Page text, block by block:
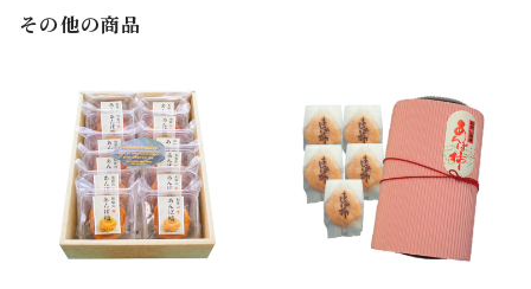
その他の商品